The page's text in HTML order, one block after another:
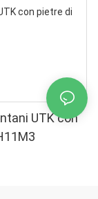
UTK con